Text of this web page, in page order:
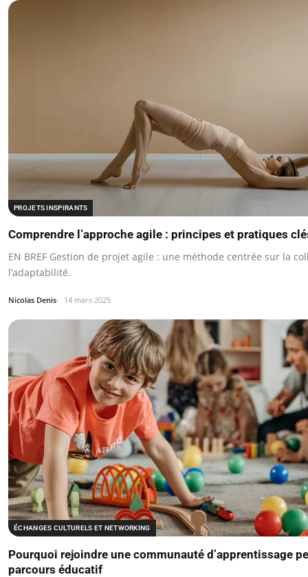
PROJETS INSPIRANTS
Comprendre l’approche agile : principes et pratiques
EN BREF Gestion de projet agile : une méthode centrée sur la
l’adaptabilité.
Nicolas Denis 14 mars 2025
ÉCHANGES CULTURELS ET NETWORKING
Pourquoi rejoindre une communauté d’apprentissage
parcours éducatif